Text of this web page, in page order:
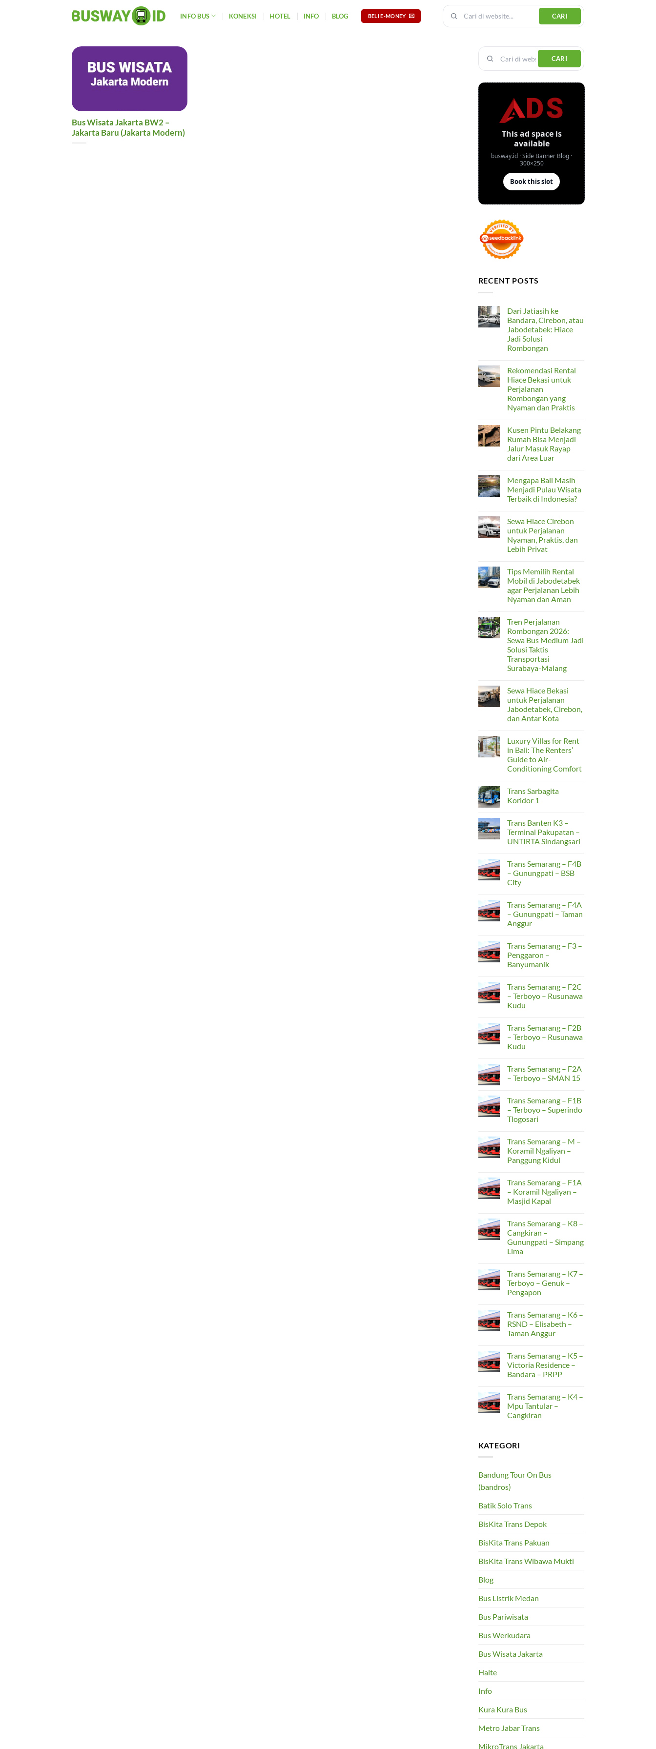
INFO BUS KONEKSI HOTEL INFO BLOG BELI E-MONEY CARI
Bus Wisata Jakarta BW2 –
Jakarta Baru (Jakarta Modern)
CARI
RECENT POSTS
Dari Jatiasih ke
Bandara, Cirebon, atau
Jabodetabek: Hiace
Jadi Solusi
Rombongan
on
Dari
Jatiasih
ke
Bandara,
Cirebon,
atau
Jadi
Solusi
Rombongan
Rekomendasi Rental
Hiace Bekasi untuk
Perjalanan
Rombongan yang
Nyaman dan Praktis
on
Rekomendasi
Rental
Hiace
Bekasi
untuk
yang
Nyaman
dan
Praktis
Kusen Pintu Belakang
Rumah Bisa Menjadi
Jalur Masuk Rayap
dari Area Luar
on
Kusen
Pintu
Belakang
Menjadi
Jalur
Masuk
Rayap
dari
Area
Mengapa Bali Masih
Menjadi Pulau Wisata
Terbaik di Indonesia?
on
Mengapa
Bali
Masih
Menjadi
Pulau
di
Indonesia?
Sewa Hiace Cirebon
untuk Perjalanan
Nyaman, Praktis, dan
Lebih Privat
on
Sewa
Hiace
Cirebon
untuk
Perjalanan
dan
Lebih
Privat
Tips Memilih Rental
Mobil di Jabodetabek
agar Perjalanan Lebih
Nyaman dan Aman
on
Tips
Memilih
Rental
Mobil
di
Jabodetabek
agar
Perjalanan
dan
Aman
Tren Perjalanan
Rombongan 2026:
Sewa Bus Medium Jadi
Solusi Taktis
Transportasi
Surabaya-Malang
on
Perjalanan
Rombongan
2026:
Sewa
Jadi
Solusi
Taktis
Transportasi
Surabaya-
Malang
Sewa Hiace Bekasi
untuk Perjalanan
Jabodetabek, Cirebon,
dan Antar Kota
on
Sewa
Hiace
Bekasi
untuk
Perjalanan
dan
Antar
Kota
Luxury Villas for Rent
in Bali: The Renters’
Guide to Air-
Conditioning Comfort
on
Luxury
Villas
in
Bali:
The
Renters’
Air-
Conditioning
Comfort
Trans Sarbagita
Koridor 1
on
Trans
Sarbagita
Koridor
Trans Banten K3 –
Terminal Pakupatan –
UNTIRTA Sindangsari
on
Trans
Banten
K3
Pakupatan
UNTIRTA
Sindangsari
Trans Semarang – F4B
– Gunungpati – BSB
City
on
Trans
Semarang
–
Gunungpati
BSB
City
Trans Semarang – F4A
– Gunungpati – Taman
Anggur
on
Trans
Semarang
–
Gunungpati
Taman
Anggur
Trans Semarang – F3 –
Penggaron –
Banyumanik
on
Trans
Semarang
–
Penggaron
Banyumanik
Trans Semarang – F2C
– Terboyo – Rusunawa
Kudu
on
Trans
Semarang
–
Terboyo
Rusunawa
Trans Semarang – F2B
– Terboyo – Rusunawa
Kudu
on
Trans
Semarang
–
Terboyo
–
Rusunawa
Trans Semarang – F2A
– Terboyo – SMAN 15
on
Trans
Semarang
–
Terboyo
SMAN
15
Trans Semarang – F1B
– Terboyo – Superindo
Tlogosari
on
Trans
Semarang
–
Terboyo
Superindo
Tlogosari
Trans Semarang – M –
Koramil Ngaliyan –
Panggung Kidul
on
Trans
Semarang
–
Koramil
Ngaliyan
–
Panggung
Kidul
Trans Semarang – F1A
– Koramil Ngaliyan –
Masjid Kapal
on
Trans
Semarang
–
F1A
–
–
Masjid
Kapal
Trans Semarang – K8 –
Cangkiran –
Gunungpati – Simpang
Lima
on
Trans
Semarang
–
Cangkiran
Gunungpati
–
Simpang
Trans Semarang – K7 –
Terboyo – Genuk –
Pengapon
on
Trans
Semarang
–
Terboyo
Genuk
–
Pengapon
Trans Semarang – K6 –
RSND – Elisabeth –
Taman Anggur
on
Trans
Semarang
–
RSND
Elisabeth
–
Taman
Trans Semarang – K5 –
Victoria Residence –
Bandara – PRPP
on
Trans
Semarang
–
–
Trans Semarang – K4 –
Mpu Tantular –
Cangkiran
Trans
Semarang
Mpu
–
KATEGORI
Bandung Tour On Bus
(bandros)
Batik Solo Trans
BisKita Trans Depok
BisKita Trans Pakuan
BisKita Trans Wibawa Mukti
Blog
Bus Listrik Medan
Bus Pariwisata
Bus Werkudara
Bus Wisata Jakarta
Halte
Info
Kura Kura Bus
Metro Jabar Trans
MikroTrans Jakarta